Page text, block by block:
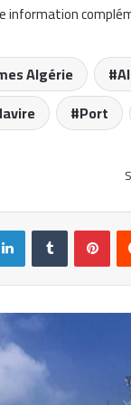
information
Algérie
Port